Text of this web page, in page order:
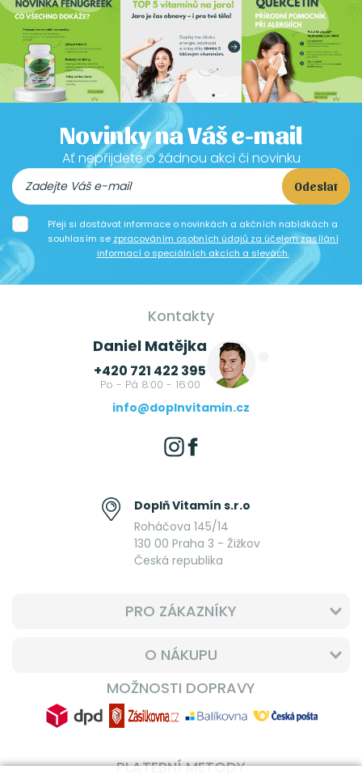
Novinky na Váš e-mail
Ať nepřijdete o žádnou akci či novinku
Odeslat
Přeji si dostávat informace o novinkách a akčních nabídkách a
souhlasím se zpracováním osobních údajů za účelem zasílání
informací o speciálních akcích a slevách.
Kontakty
Daniel Matějka
+420 721 422 395
Po - Pá 8:00 - 16:00
info@doplnvitamin.cz
Doplň Vitamín s.r.o
Roháčova 145/14
130 00 Praha 3 - Žižkov
Česká republika
PRO ZÁKAZNÍKY
O NÁKUPU
MOŽNOSTI DOPRAVY
PLATEBNÍ METODY